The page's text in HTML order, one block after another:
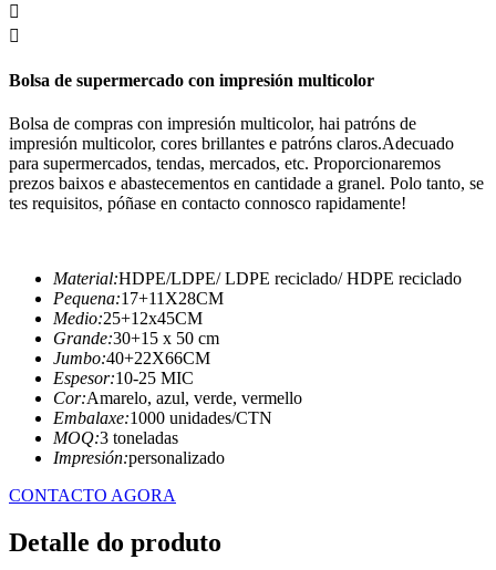


Bolsa de supermercado con impresión multicolor
Bolsa de compras con impresión multicolor, hai patróns de
impresión multicolor, cores brillantes e patróns claros.Adecuado
para supermercados, tendas, mercados, etc. Proporcionaremos
prezos baixos e abastecementos en cantidade a granel. Polo tanto, se
tes requisitos, póñase en contacto connosco rapidamente!
Material:HDPE/LDPE/ LDPE reciclado/ HDPE reciclado
Pequena:17+11X28CM
Medio:25+12x45CM
Grande:30+15 x 50 cm
Jumbo:40+22X66CM
Espesor:10-25 MIC
Cor:Amarelo, azul, verde, vermello
Embalaxe:1000 unidades/CTN
MOQ:3 toneladas
Impresión:personalizado
CONTACTO AGORA
Detalle do produto